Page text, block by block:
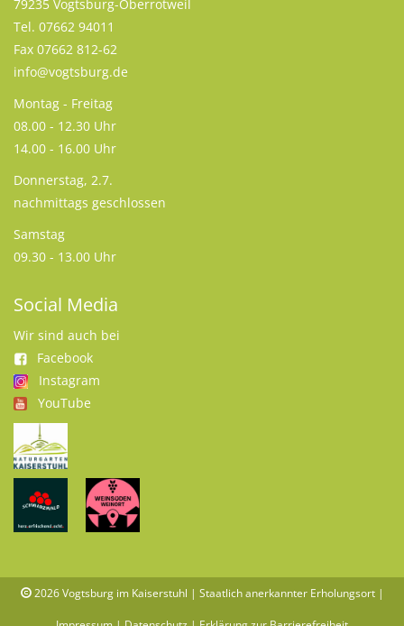
79235 Vogtsburg-Oberrotweil
Tel. 07662 94011
Fax 07662 812-62
info@vogtsburg.de
Montag - Freitag
08.00 - 12.30 Uhr
14.00 - 16.00 Uhr
Donnerstag, 2.7.
nachmittags geschlossen
Samstag
09.30 - 13.00 Uhr
Social Media
Wir sind auch bei
Facebook
Instagram
YouTube
2026 Vogtsburg im Kaiserstuhl | Staatlich anerkannter Erholungsort |